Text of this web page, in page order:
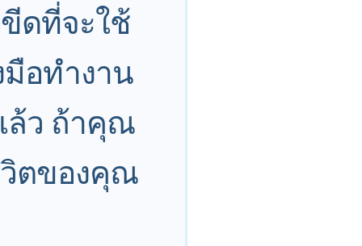
ดที่จะใช้
มือทำงาน
ล้ว ถ้าคุณ
ตของคุณ